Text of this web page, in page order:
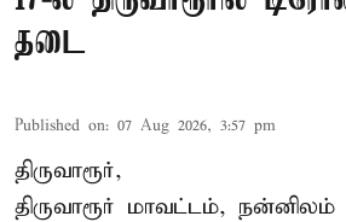
தடை
Published on: 07 Aug 2026, 3:57 pm
திருவாரூர்,
திருவாரூர் மாவட்டம்,